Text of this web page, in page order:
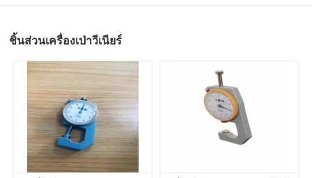
ชิ้นส่วนเครื่องเป่าวีเนียร์